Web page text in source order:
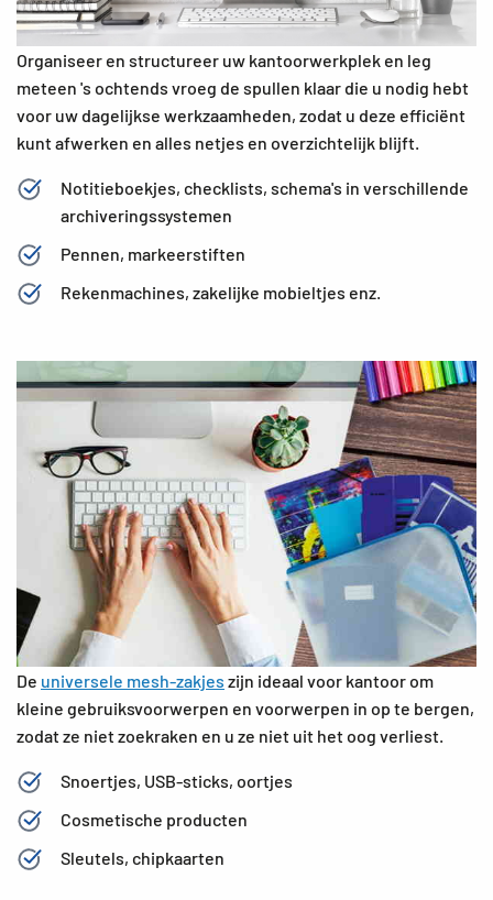
Organiseer en structureer uw kantoorwerkplek en leg
meteen 's ochtends vroeg de spullen klaar die u nodig hebt
voor uw dagelijkse werkzaamheden, zodat u deze efficiënt
kunt afwerken en alles netjes en overzichtelijk blijft.
Notitieboekjes, checklists, schema's in verschillende
archiveringssystemen
Pennen, markeerstiften
Rekenmachines, zakelijke mobieltjes enz.
De universele mesh-zakjes zijn ideaal voor kantoor om
kleine gebruiksvoorwerpen en voorwerpen in op te bergen,
zodat ze niet zoekraken en u ze niet uit het oog verliest.
Snoertjes, USB-sticks, oortjes
Cosmetische producten
Sleutels, chipkaarten